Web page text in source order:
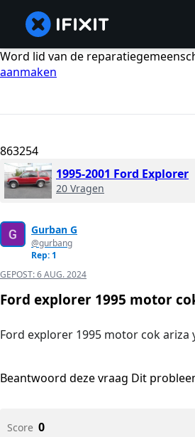
Word lid van de
aanmaken
863254
1995-2001 Ford Explorer
20 Vragen
Gurban G
@gurbang
Rep: 1
GEPOST:6 AUG. 2024
Ford explorer 1995 motor
Ford explorer 1995 motor cok ariza
Beantwoord deze vraag Dit
Score 0